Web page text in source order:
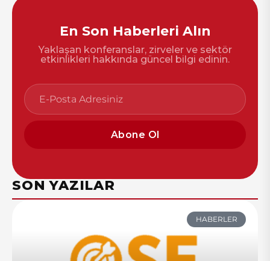
En Son Haberleri Alın
Yaklaşan konferanslar, zirveler ve sektör
etkinlikleri hakkında güncel bilgi edinin.
Abone Ol
SON YAZILAR
HABERLER